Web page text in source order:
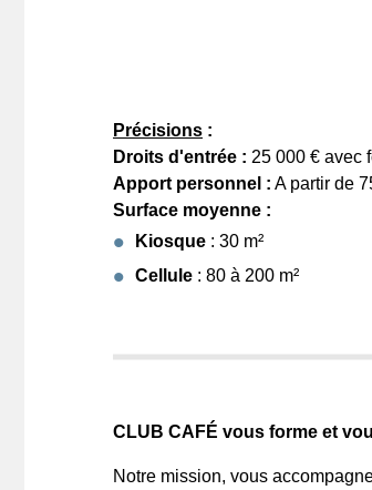
Précisions :
Droits d'entrée : 25 000 € avec
Apport personnel : A partir de
Surface moyenne :
Kiosque : 30 m²
Cellule : 80 à 200 m²
CLUB CAFÉ vous forme et
Notre mission, vous